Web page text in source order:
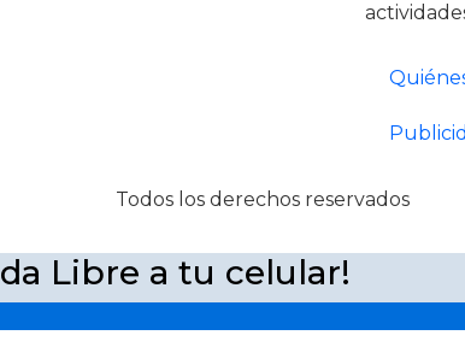
Todos los derechos reservados
Libre a tu celular!